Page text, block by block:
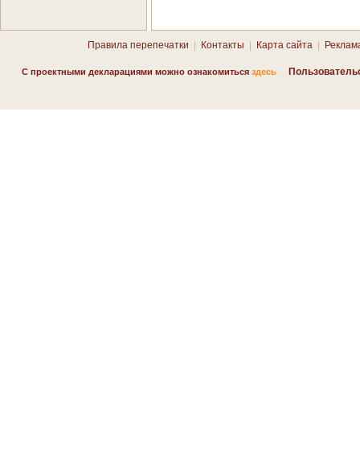
Правила перепечатки Контакты Карта сайта
С проектными декларациями можно ознакомиться здесь